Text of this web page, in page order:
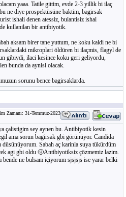
yaaa. Tatile gittim, evde 2-3 yillik bi ilaç
ne diye prospektüsüne baktim, bagirsak
ishali denen atessiz, bulantisiz ishal
kullanilan bir antibiyotik.
aksam birer tane yuttum, ne koku kaldi ne bi
mikroplari öldüren bi ilaçmis, flagyl de
gibiydi, ilaci kesince koku geri geliyordu,
bunda da aynisi olacak.
sorunu bence bagirsaklarda.
Zamanı: 31-Temmuz-2023
çalistigim sey aynen bu. Antibiyotik kesin
ama sorun bagirsak gbi görünüyor. Candida
düsünüyorum. Sabah aç karinla suya tükürdüm
agi gbi oldu 🤢Antibiyotiksiz çözmemiz lazim.
bende ne bulsam içiyorum sjsjsjs ise yarar belki